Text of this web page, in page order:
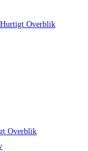
Hurtigt Overblik
Overblik